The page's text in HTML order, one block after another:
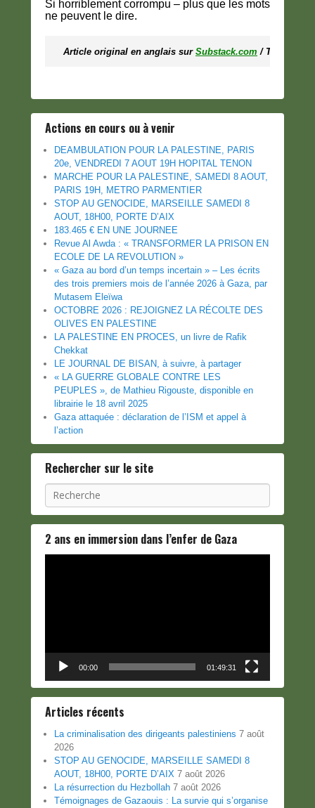
Si horriblement corrompu – plus que les mots
ne peuvent le dire.
Article original en anglais sur Substack.com / Traduction
Actions en cours ou à venir
DEAMBULATION POUR LA PALESTINE, PARIS
20e, VENDREDI 7 AOUT 19H HOPITAL TENON
MARCHE POUR LA PALESTINE, SAMEDI 8 AOUT,
PARIS 19H, METRO PARMENTIER
STOP AU GENOCIDE, MARSEILLE SAMEDI 8
AOUT, 18H00, PORTE D’AIX
183.465 € EN UNE JOURNEE
Revue Al Awda : « TRANSFORMER LA PRISON EN
ECOLE DE LA REVOLUTION »
« Gaza au bord d’un temps incertain » – Les écrits
des trois premiers mois de l’année 2026 à Gaza, par
Mutasem Eleïwa
OCTOBRE 2026 : REJOIGNEZ LA RÉCOLTE DES
OLIVES EN PALESTINE
LA PALESTINE EN PROCES, un livre de Rafik
Chekkat
LE JOURNAL DE BISAN, à suivre, à partager
« LA GUERRE GLOBALE CONTRE LES
PEUPLES », de Mathieu Rigouste, disponible en
librairie le 18 avril 2025
Gaza attaquée : déclaration de l’ISM et appel à
l’action
Rechercher sur le site
Recherche
2 ans en immersion dans l’enfer de Gaza
00:00 01:49:31
Articles récents
La criminalisation des dirigeants palestiniens 7 août
2026
STOP AU GENOCIDE, MARSEILLE SAMEDI 8
AOUT, 18H00, PORTE D’AIX 7 août 2026
La résurrection du Hezbollah 7 août 2026
Témoignages de Gazaouis : La survie qui s’organise